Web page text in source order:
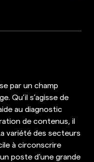
par un champ
Qu’il s’agisse de
au diagnostic
de contenus, il
variété des secteurs
à circonscrire
poste d’une grande